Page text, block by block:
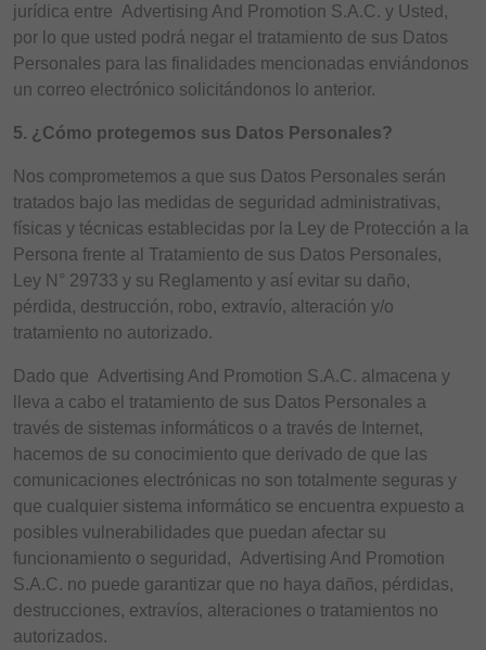
jurídica entre Advertising And Promotion S.A.C. y Usted,
por lo que usted podrá negar el tratamiento de sus Datos
Personales para las finalidades mencionadas enviándonos
un correo electrónico solicitándonos lo anterior.
5. ¿Cómo protegemos sus Datos Personales?
Nos comprometemos a que sus Datos Personales serán
tratados bajo las medidas de seguridad administrativas,
físicas y técnicas establecidas por la Ley de Protección a la
Persona frente al Tratamiento de sus Datos Personales,
Ley N° 29733 y su Reglamento y así evitar su daño,
pérdida, destrucción, robo, extravío, alteración y/o
tratamiento no autorizado.
Dado que Advertising And Promotion S.A.C. almacena y
lleva a cabo el tratamiento de sus Datos Personales a
través de sistemas informáticos o a través de Internet,
hacemos de su conocimiento que derivado de que las
comunicaciones electrónicas no son totalmente seguras y
que cualquier sistema informático se encuentra expuesto a
posibles vulnerabilidades que puedan afectar su
funcionamiento o seguridad, Advertising And Promotion
S.A.C. no puede garantizar que no haya daños, pérdidas,
destrucciones, extravíos, alteraciones o tratamientos no
autorizados.